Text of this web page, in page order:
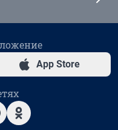
App Store